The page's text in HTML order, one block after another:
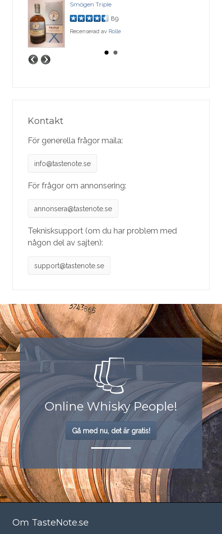
Smögen Triple
89
Recenserad av Rolle
Kontakt
För generella frågor maila:
info@tastenote.se
För frågor om annonsering:
annonsera@tastenote.se
Teknisksupport (om du har problem med
någon del av sajten):
support@tastenote.se
Online Whisky People!
Gå med nu, det är gratis!
Om TasteNote.se